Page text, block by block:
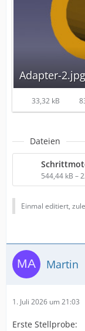
Adapter-2.jpg
33,32 kB
Dateien
544,44 kB –
Einmal editiert,
Martin
1. Juli 2026 um 21:03
Erste Stellprobe: